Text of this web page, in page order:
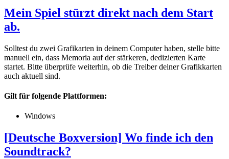
Mein Spiel stürzt direkt nach dem Start
ab.
Solltest du zwei Grafikarten in deinem Computer haben, stelle bitte
manuell ein, dass Memoria auf der stärkeren, dedizierten Karte
startet. Bitte überprüfe weiterhin, ob die Treiber deiner Grafikkarten
auch aktuell sind.
Gilt für folgende Plattformen:
Windows
[Deutsche Boxversion] Wo finde ich den
Soundtrack?